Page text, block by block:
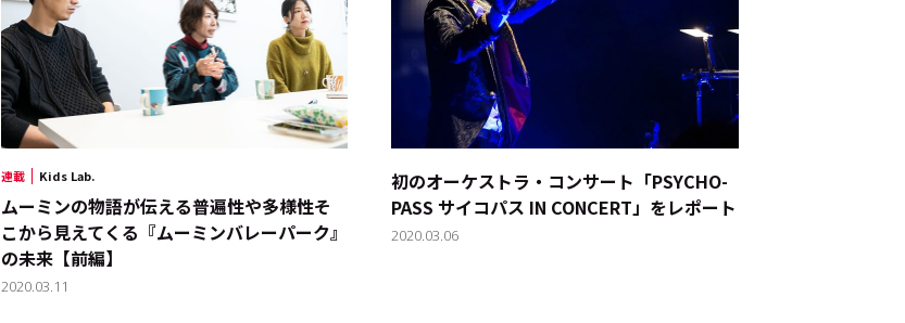
キーワード：
#エンタメ業界のちょっといい話
#サステナブルな取り組み #スタッフが語る
連載 Kids Lab.
ムーミンの物語が伝える普遍性や多様性――そ
こから見えてくる『ムーミンバレーパーク』
の未来【前編】
2020.03.11
初のオーケストラ・コンサート「PSYCHO-
PASS サイコパス IN CONCERT」をレポート
2020.03.06